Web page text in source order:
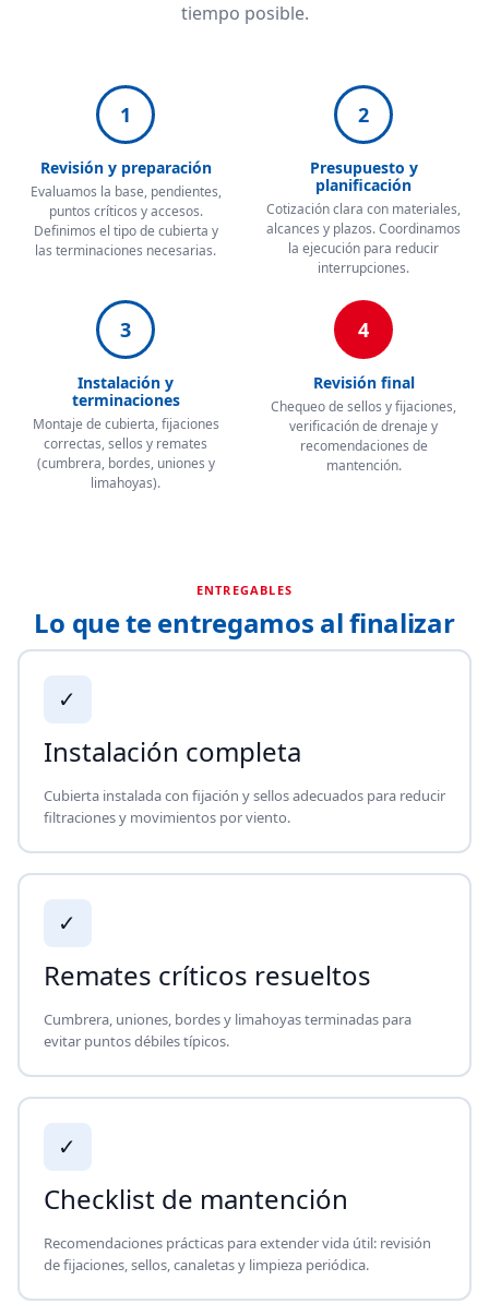
tiempo posible.
1
Revisión y preparación
Evaluamos la base, pendientes,
puntos críticos y accesos.
Definimos el tipo de cubierta y
las terminaciones necesarias.
2
Presupuesto y
planificación
Cotización clara con materiales,
alcances y plazos. Coordinamos
la ejecución para reducir
interrupciones.
3
Instalación y
terminaciones
Montaje de cubierta, fijaciones
correctas, sellos y remates
(cumbrera, bordes, uniones y
limahoyas).
4
Revisión final
Chequeo de sellos y fijaciones,
verificación de drenaje y
recomendaciones de
mantención.
ENTREGABLES
Lo que te entregamos al finalizar
✓
Instalación completa
Cubierta instalada con fijación y sellos adecuados para reducir
filtraciones y movimientos por viento.
✓
Remates críticos resueltos
Cumbrera, uniones, bordes y limahoyas terminadas para
evitar puntos débiles típicos.
✓
Checklist de mantención
Recomendaciones prácticas para extender vida útil: revisión
de fijaciones, sellos, canaletas y limpieza periódica.